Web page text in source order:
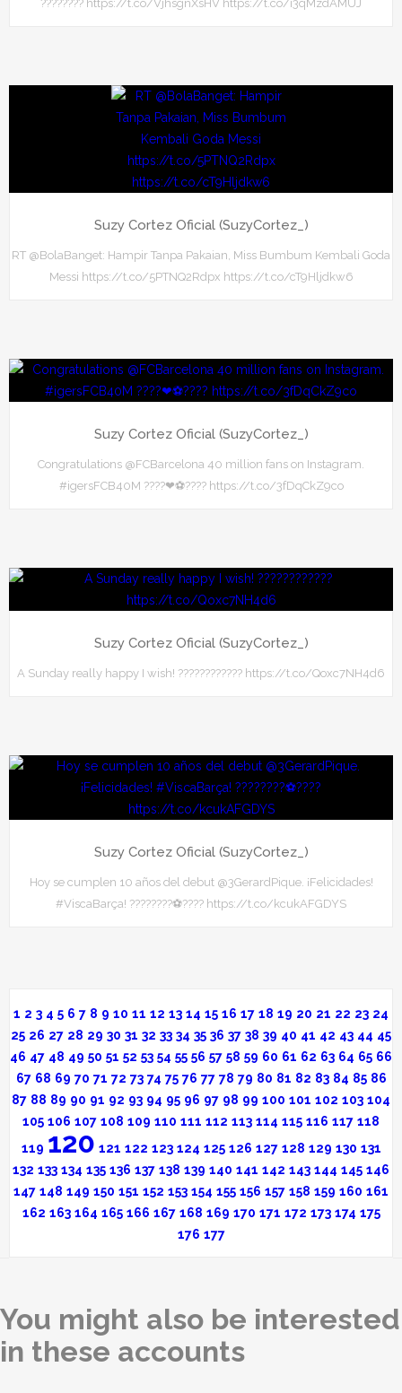
???????? https://t.co/VjhsgnXsHV https://t.co/i3qMzdAMUJ
Suzy Cortez Oficial (SuzyCortez_)
RT @BolaBanget: Hampir Tanpa Pakaian, Miss Bumbum Kembali Goda
Messi https://t.co/5PTNQ2Rdpx https://t.co/cT9Hljdkw6
Suzy Cortez Oficial (SuzyCortez_)
Congratulations @FCBarcelona 40 million fans on Instagram.
#igersFCB40M ????❤⚽???? https://t.co/3fDqCkZ9co
Suzy Cortez Oficial (SuzyCortez_)
A Sunday really happy I wish! ???????????? https://t.co/Qoxc7NH4d6
Suzy Cortez Oficial (SuzyCortez_)
Hoy se cumplen 10 años del debut @3GerardPique. ¡Felicidades!
#ViscaBarça! ????????⚽???? https://t.co/kcukAFGDYS
1 2 3 4 5 6 7 8 9 10 11 12 13 14 15 16 17 18 19 20 21 22 23 24
25 26 27 28 29 30 31 32 33 34 35 36 37 38 39 40 41 42 43 44 45
46 47 48 49 50 51 52 53 54 55 56 57 58 59 60 61 62 63 64 65 66
67 68 69 70 71 72 73 74 75 76 77 78 79 80 81 82 83 84 85 86
87 88 89 90 91 92 93 94 95 96 97 98 99 100 101 102 103 104
105 106 107 108 109 110 111 112 113 114 115 116 117 118
119 120 121 122 123 124 125 126 127 128 129 130 131
132 133 134 135 136 137 138 139 140 141 142 143 144 145 146
147 148 149 150 151 152 153 154 155 156 157 158 159 160 161
162 163 164 165 166 167 168 169 170 171 172 173 174 175
176 177
You might also be interested
in these accounts